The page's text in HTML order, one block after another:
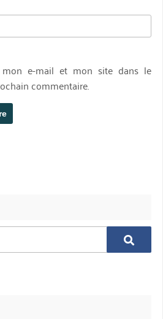
mon e-mail et mon site dans le
commentaire.
Chercher